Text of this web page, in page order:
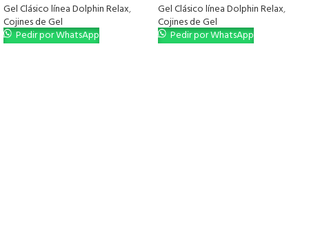
Gel Clásico línea Dolphin Relax,
Cojines de Gel
Pedir por WhatsApp
Gel Clásico línea Dolphin Relax,
Cojines de Gel
Pedir por WhatsApp